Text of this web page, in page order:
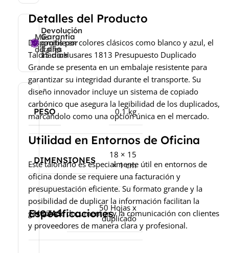
Detalles del Producto
Disponible en colores clásicos como blanco y azul, el
Talonario Husares 1813 Presupuesto Duplicado
Grande se presenta en un embalaje resistente para
garantizar su integridad durante el transporte. Su
diseño innovador incluye un sistema de copiado
carbónico que asegura la legibilidad de los duplicados,
marcándolo como una opción única en el mercado.
Utilidad en Entornos de Oficina
Este talonario es especialmente útil en entornos de
oficina donde se requiere una facturación y
presupuestación eficiente. Su formato grande y la
posibilidad de duplicar la información facilitan la
gestión de documentos y la comunicación con clientes
y proveedores de manera clara y profesional.
Garantía
1 año
Más
detalles
Devolución
gratis por
15 días
Más
detalles
Especificaciones
PESO 0,1 kg
DIMENSIONES
18 × 15
× 1 cm
HOJAS
50 Hojas x
duplicado